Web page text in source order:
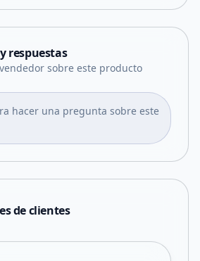
respuestas
sobre este producto
hacer una pregunta sobre este
de clientes